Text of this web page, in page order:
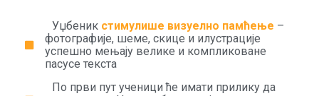
Уџбеник стимулише визуелно памћење –
фотографије, шеме, скице и илустрације
успешно мењају велике и компликоване
пасусе текста
По први пут ученици ће имати прилику да